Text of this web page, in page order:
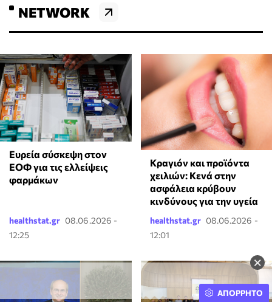
×
NETWORK
Ευρεία σύσκεψη στον
ΕΟΦ για τις ελλείψεις
φαρμάκων
healthstat.gr 08.06.2026 -
12:25
Κραγιόν και προϊόντα
χειλιών: Κενά στην
ασφάλεια κρύβουν
κινδύνους για την υγεία
healthstat.gr 08.06.2026 -
12:01
ΑΠΟΡΡΗΤΟ